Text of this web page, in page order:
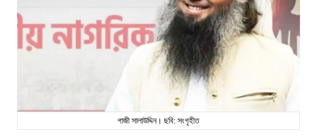
গাজী সালাউদ্দিন। ছবি: সংগৃহীত